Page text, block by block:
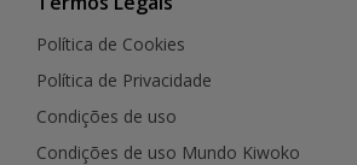
Política de Cookies
Política de Privacidade
Condições de uso
Condições de uso Mundo Kiwoko